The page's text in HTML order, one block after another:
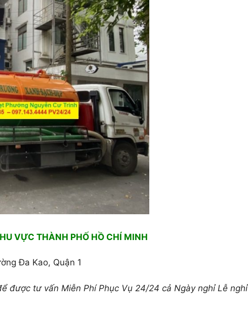
VỰC THÀNH PHỐ HỒ CHÍ MINH
Đa Kao, Quận 1
được tư vấn Miễn Phí Phục Vụ 24/24 cả Ngày nghỉ Lễ nghỉ